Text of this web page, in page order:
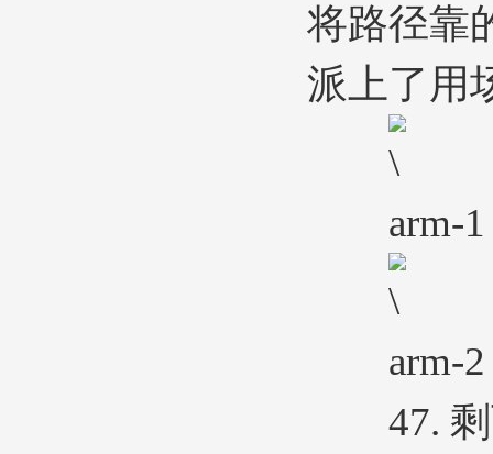
将路径靠
派上了用
arm-1
arm-2
47. 剩